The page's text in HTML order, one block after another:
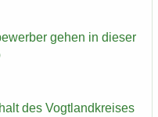
gehen in die­ser
des Vogt­land­krei­ses